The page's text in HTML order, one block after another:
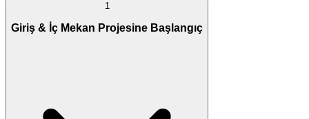
1
Giriş & İç Mekan Projesine Başlangıç